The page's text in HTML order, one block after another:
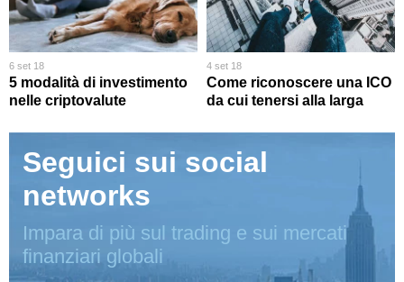
6 set 18
5 modalità di investimento
nelle criptovalute
4 set 18
Come riconoscere una ICO
da cui tenersi alla larga
Seguici sui social
networks
Impara di più sul trading e sui mercati
finanziari globali